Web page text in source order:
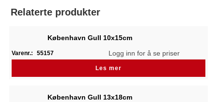
Relaterte produkter
København Gull 10x15cm
Varenr.: 55157 Logg inn for å se priser
Les mer
København Gull 13x18cm